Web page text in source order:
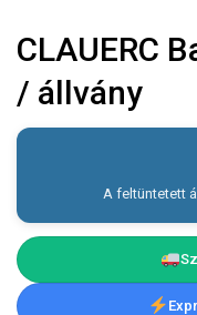
CLAUERC
/ állvány
A feltüntetett